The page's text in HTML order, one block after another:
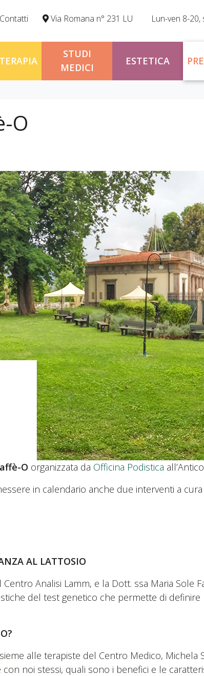
Contatti Via Romana n° 231 LU Lun-ven 8-20,
STUDI
MEDICI
ESTETICA
O
O organizzata da Officina Podistica
in calendario anche due interventi a
AL LATTOSIO
Analisi Lamm, e la Dott. ssa Maria Sole
del test genetico che permette di definire
alle terapiste del Centro Medico, Michela
noi stessi, quali sono i benefici e le